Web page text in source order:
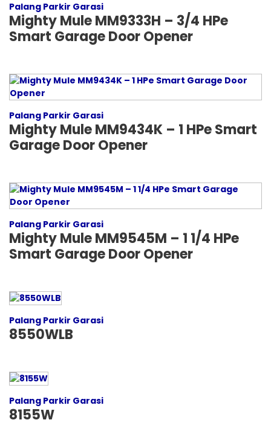
Palang Parkir Garasi
Mighty Mule MM9333H – 3/4 HPe
Smart Garage Door Opener
Palang Parkir Garasi
Mighty Mule MM9434K – 1 HPe Smart
Garage Door Opener
Palang Parkir Garasi
Mighty Mule MM9545M – 1 1/4 HPe
Smart Garage Door Opener
Palang Parkir Garasi
8550WLB
Palang Parkir Garasi
8155W